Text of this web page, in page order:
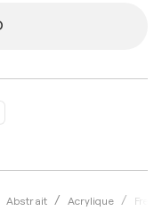
Abstrait Acrylique